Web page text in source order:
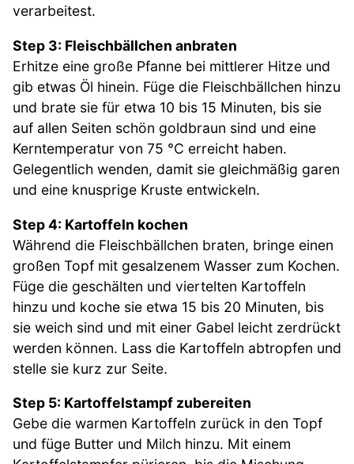
verarbeitest.
Step 3: Fleischbällchen anbraten
Erhitze eine große Pfanne bei mittlerer Hitze und
gib etwas Öl hinein. Füge die Fleischbällchen hinzu
und brate sie für etwa 10 bis 15 Minuten, bis sie
auf allen Seiten schön goldbraun sind und eine
Kerntemperatur von 75 °C erreicht haben.
Gelegentlich wenden, damit sie gleichmäßig garen
und eine knusprige Kruste entwickeln.
Step 4: Kartoffeln kochen
Während die Fleischbällchen braten, bringe einen
großen Topf mit gesalzenem Wasser zum Kochen.
Füge die geschälten und viertelten Kartoffeln
hinzu und koche sie etwa 15 bis 20 Minuten, bis
sie weich sind und mit einer Gabel leicht zerdrückt
werden können. Lass die Kartoffeln abtropfen und
stelle sie kurz zur Seite.
Step 5: Kartoffelstampf zubereiten
Gebe die warmen Kartoffeln zurück in den Topf
und füge Butter und Milch hinzu. Mit einem